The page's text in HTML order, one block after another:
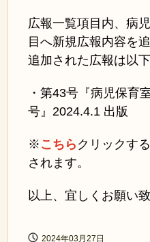
広報一覧項目内、病
目へ新規広報内容を
追加された広報は以
・第43号『病児保育
号』2024.4.1 出版
※ こちら クリックす
されます。
以上、宜しくお願い致
2024年03月27日